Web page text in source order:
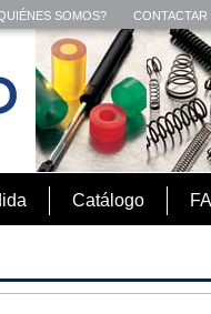
SOMOS? CONTACTAR
Catálogo